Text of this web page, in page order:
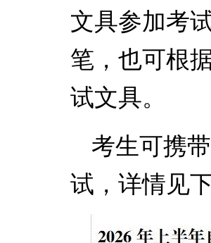
文具参加考
笔，也可根
试文具。
考生可携
试，详情见